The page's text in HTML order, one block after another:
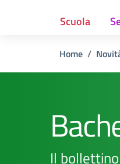
Scuola
Home
Il